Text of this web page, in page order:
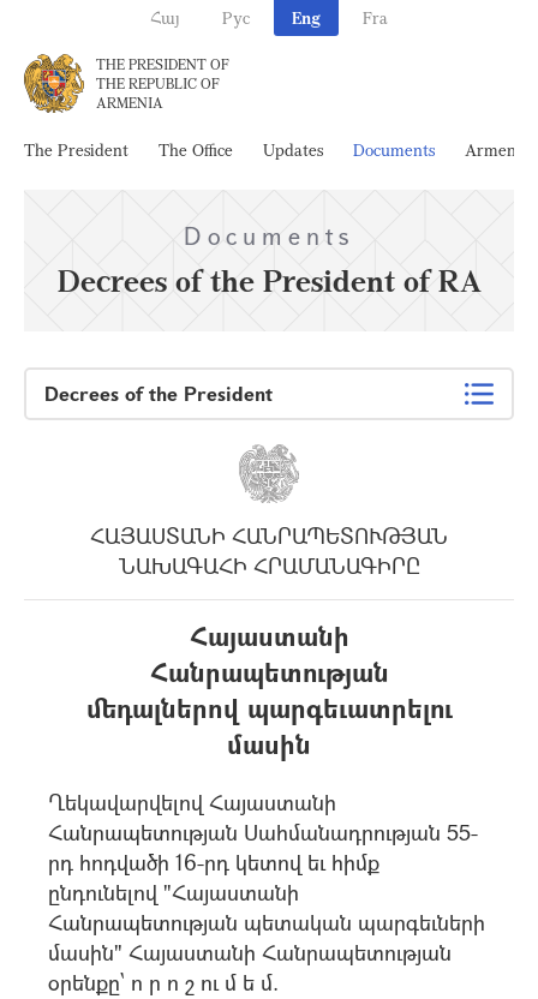
Հայ Рус Eng Fra
THE PRESIDENT OF
THE REPUBLIC OF
ARMENIA
The President The Office Updates Documents Armenia
Documents
Decrees of the President of RA
Decrees of the President
ՀԱՅԱՍՏԱՆԻ ՀԱՆՐԱՊԵՏՈՒԹՅԱՆ
ՆԱԽԱԳԱՀԻ ՀՐԱՄԱՆԱԳԻՐԸ
Հայաստանի
Հանրապետության
մեդալներով պարգեւատրելու
մասին
Ղեկավարվելով Հայաստանի
Հանրապետության Սահմանադրության 55-
րդ հոդվածի 16-րդ կետով եւ հիմք
ընդունելով "Հայաստանի
Հանրապետության պետական պարգեւների
մասին" Հայաստանի Հանրապետության
օրենքը` ո ր ո շ ու մ ե մ.